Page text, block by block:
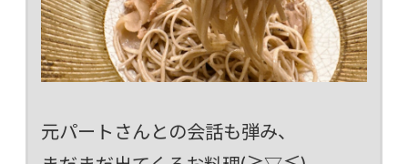
元パートさんとの会話も弾み、